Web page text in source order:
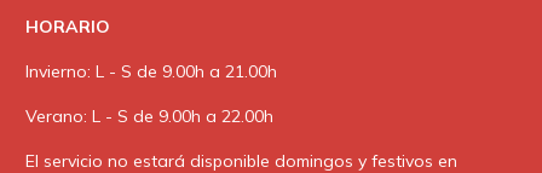
HORARIO
Invierno: L - S de 9.00h a 21.00h
Verano: L - S de 9.00h a 22.00h
El servicio no estará disponible domingos y festivos en